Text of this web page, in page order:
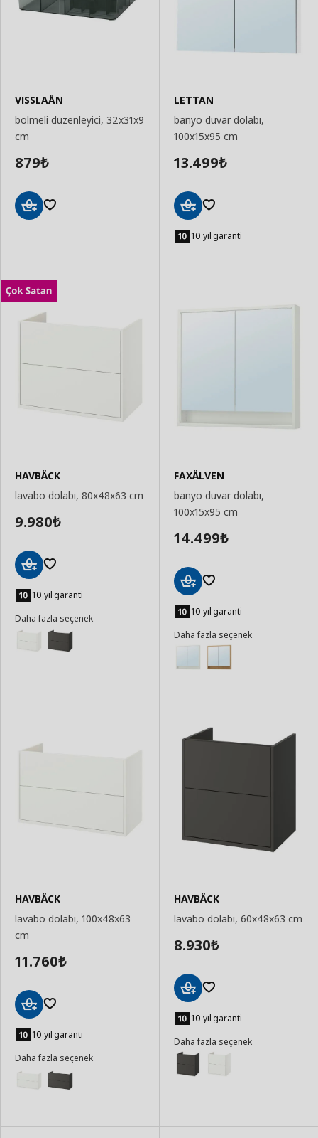
VISSLAÅN
bölmeli düzenleyici, 32x31x9
cm
879₺
LETTAN
banyo duvar dolabı,
100x15x95 cm
13.499₺
Ekle 10 yıl garanti
HAVBÄCK
lavabo dolabı, 80x48x63 cm
9.980₺
Ekle 10 yıl garanti
Daha fazla seçenek
FAXÄLVEN
banyo duvar dolabı,
100x15x95 cm
14.499₺
Ekle 10 yıl garanti
Daha fazla seçenek
HAVBÄCK
lavabo dolabı, 100x48x63
cm
11.760₺
Ekle 10 yıl garanti
Daha fazla seçenek
HAVBÄCK
lavabo dolabı, 60x48x63 cm
8.930₺
Ekle 10 yıl garanti
Daha fazla seçenek